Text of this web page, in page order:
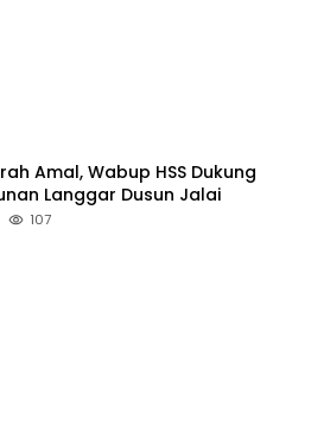
Amal, Wabup HSS Dukung
Langgar Dusun Jalai
107